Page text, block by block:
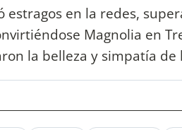
estragos en la redes,
Magnolia en
la belleza y simpatía de